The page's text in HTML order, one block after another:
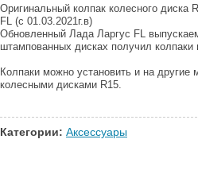
Оригинальный колпак колесного диска
FL (с 01.03.2021г.в)
Обновленный Лада Ларгус FL
штампованных дисках получил колпаки
Колпаки можно установить и на
колесными дисками R15.
Категории: Аксессуары